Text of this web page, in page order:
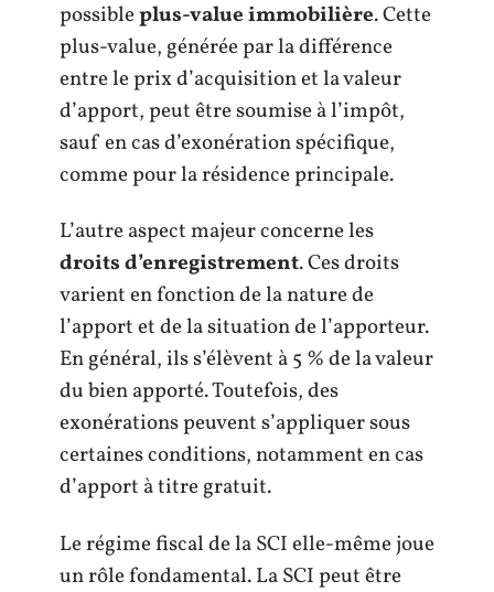
possibleplus-value immobilière. Cette
plus-value, générée par la différence
entre le prix d’acquisition et la valeur
d’apport, peut être soumise à l’impôt,
sauf en cas d’exonération spécifique,
comme pour la résidence principale.
L’autre aspect majeur concerne les
droits d’enregistrement. Ces droits
varient en fonction de la nature de
l’apport et de la situation de l’apporteur.
En général, ils s’élèvent à 5 % de la valeur
du bien apporté. Toutefois, des
exonérations peuvent s’appliquer sous
certaines conditions, notamment en cas
d’apport à titre gratuit.
Le régime fiscal de la SCI elle-même joue
un rôle fondamental. La SCI peut être